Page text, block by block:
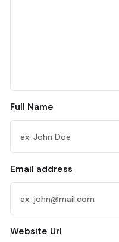
Full Name
Email address
Website Url